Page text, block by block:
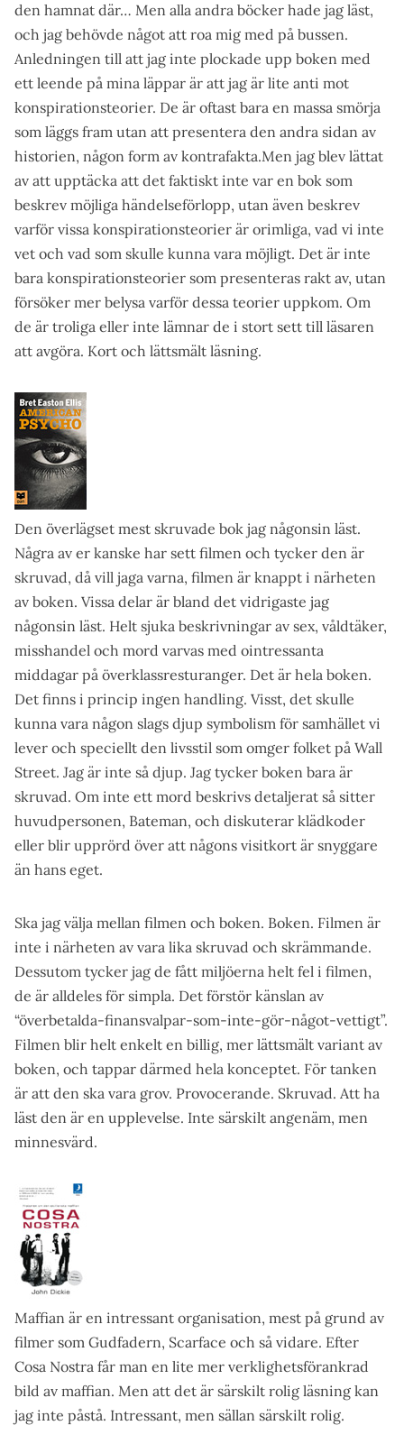
den hamnat där… Men alla andra böcker hade jag läst,
och jag behövde något att roa mig med på bussen.
Anledningen till att jag inte plockade upp boken med
ett leende på mina läppar är att jag är lite anti mot
konspirationsteorier. De är oftast bara en massa smörja
som läggs fram utan att presentera den andra sidan av
historien, någon form av kontrafakta.Men jag blev lättat
av att upptäcka att det faktiskt inte var en bok som
beskrev möjliga händelseförlopp, utan även beskrev
varför vissa konspirationsteorier är orimliga, vad vi inte
vet och vad som skulle kunna vara möjligt. Det är inte
bara konspirationsteorier som presenteras rakt av, utan
försöker mer belysa varför dessa teorier uppkom. Om
de är troliga eller inte lämnar de i stort sett till läsaren
att avgöra. Kort och lättsmält läsning.
Den överlägset mest skruvade bok jag någonsin läst.
Några av er kanske har sett filmen och tycker den är
skruvad, då vill jaga varna, filmen är knappt i närheten
av boken. Vissa delar är bland det vidrigaste jag
någonsin läst. Helt sjuka beskrivningar av sex, våldtäker,
misshandel och mord varvas med ointressanta
middagar på överklassresturanger. Det är hela boken.
Det finns i princip ingen handling. Visst, det skulle
kunna vara någon slags djup symbolism för samhället vi
lever och speciellt den livsstil som omger folket på Wall
Street. Jag är inte så djup. Jag tycker boken bara är
skruvad. Om inte ett mord beskrivs detaljerat så sitter
huvudpersonen, Bateman, och diskuterar klädkoder
eller blir upprörd över att någons visitkort är snyggare
än hans eget.
Ska jag välja mellan filmen och boken. Boken. Filmen är
inte i närheten av vara lika skruvad och skrämmande.
Dessutom tycker jag de fått miljöerna helt fel i filmen,
de är alldeles för simpla. Det förstör känslan av
“överbetalda-finansvalpar-som-inte-gör-något-vettigt”.
Filmen blir helt enkelt en billig, mer lättsmält variant av
boken, och tappar därmed hela konceptet. För tanken
är att den ska vara grov. Provocerande. Skruvad. Att ha
läst den är en upplevelse. Inte särskilt angenäm, men
minnesvärd.
Maffian är en intressant organisation, mest på grund av
filmer som Gudfadern, Scarface och så vidare. Efter
Cosa Nostra får man en lite mer verklighetsförankrad
bild av maffian. Men att det är särskilt rolig läsning kan
jag inte påstå. Intressant, men sällan särskilt rolig.